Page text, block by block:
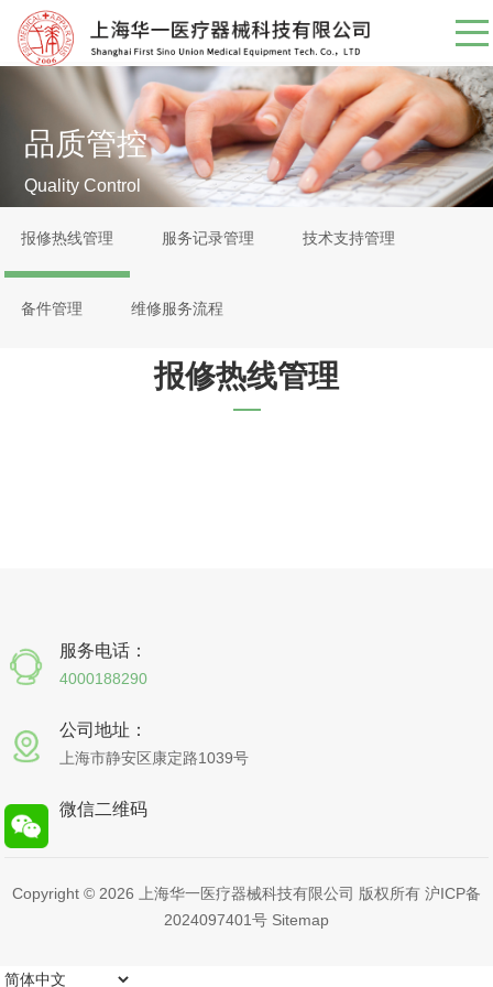
品质管控
Quality Control
报修热线管理 服务记录管理 技术支持管理
备件管理 维修服务流程
报修热线管理
服务电话：
4000188290
公司地址：
上海市静安区康定路1039号
微信二维码
Copyright © 2026 上海华一医疗器械科技有限公司 版权所有 沪ICP备
2024097401号 Sitemap